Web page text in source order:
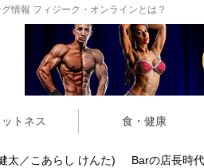
情報 フィジーク・オンラインとは？
トネス 食・健康
太／こあらし けんた)
Barの店長時